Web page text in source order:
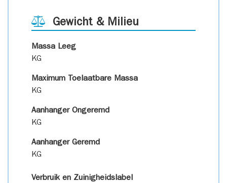
Gewicht & Milieu
Massa Leeg
KG
Maximum Toelaatbare Massa
KG
Aanhanger Ongeremd
KG
Aanhanger Geremd
KG
Verbruik en Zuinigheidslabel